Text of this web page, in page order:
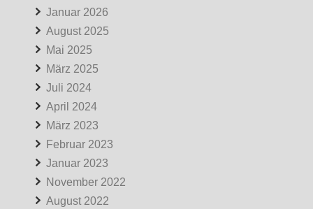
Januar 2026
August 2025
Mai 2025
März 2025
Juli 2024
April 2024
März 2023
Februar 2023
Januar 2023
November 2022
August 2022